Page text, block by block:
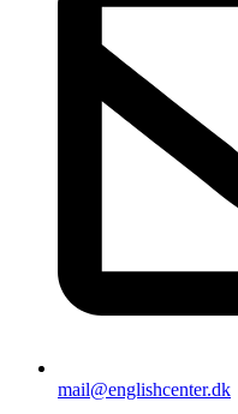
mail@englishcenter.dk